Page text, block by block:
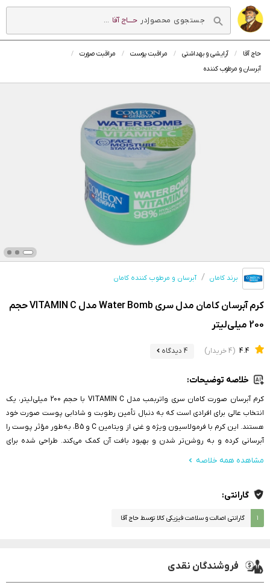
در حــــاج آقا ...
حاج آقا آرایشی و بهداشتی مراقبت پوست
مراقبت صورت
آبرسان و مرطوب کننده
برند کامان آبرسان و مرطوب کننده کامان
کرم آبرسان کامان مدل سری Water Bomb مدل VITAMIN C حجم
200 میلی‌لیتر
4.4 (4 خریدار) 4 دیدگاه
خلاصه توضیحات:
کرم آبرسان صورت کامان سری واتربمب مدل VITAMIN C با حجم 200 میلی‌لیتر، یک
انتخاب عالی برای افرادی است که به دنبال تأمین رطوبت و شادابی پوست صورت خود
هستند. این کرم با فرمولاسیون ویژه و غنی از ویتامین C و B5، به‌طور مؤثر پوست را
آبرسانی کرده و به روشن‌تر شدن و بهبود بافت آن کمک می‌کند. طراحی شده برای
مشاهده همه خلاصه
گارانتی:
۱ گارانتی اصالت و سلامت فیزیکی کالا توسط حاج آقا
فروشندگان نقدی